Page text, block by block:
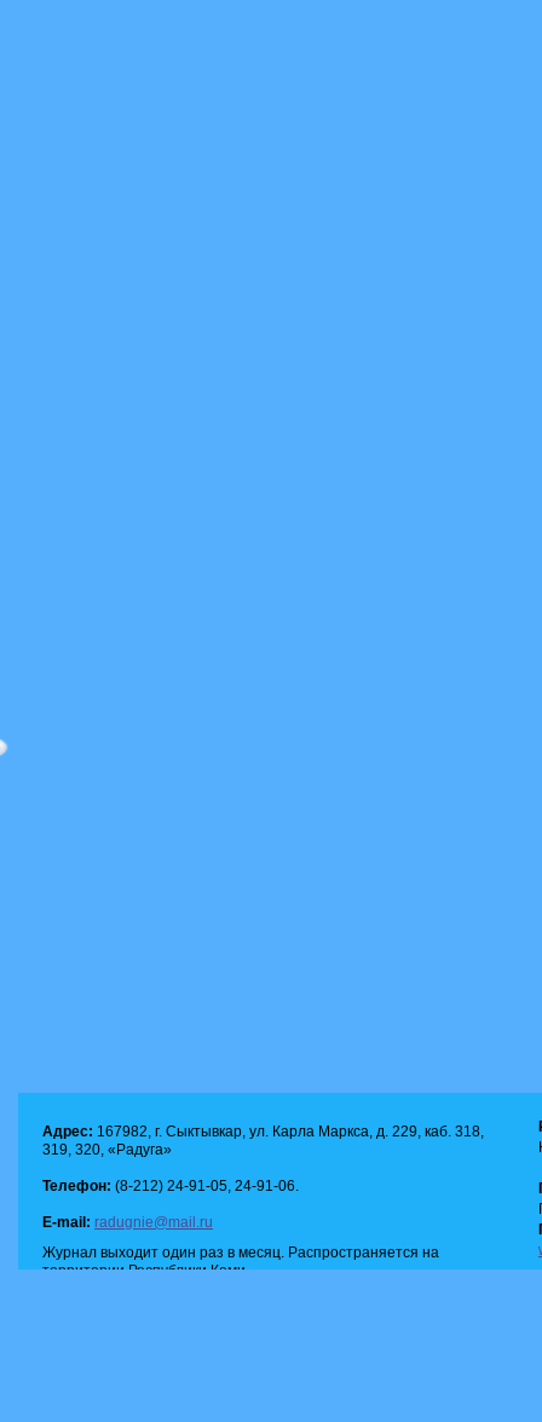
Адрес: 167982, г. Сыктывкар, ул. Карла Маркса, д. 229, каб. 318,
319, 320, «Радуга»
Телефон: (8-212) 24-91-05, 24-91-06.
E-mail: radugnie@mail.ru
Журнал выходит один раз в месяц. Распространяется на
территории Республики Коми.